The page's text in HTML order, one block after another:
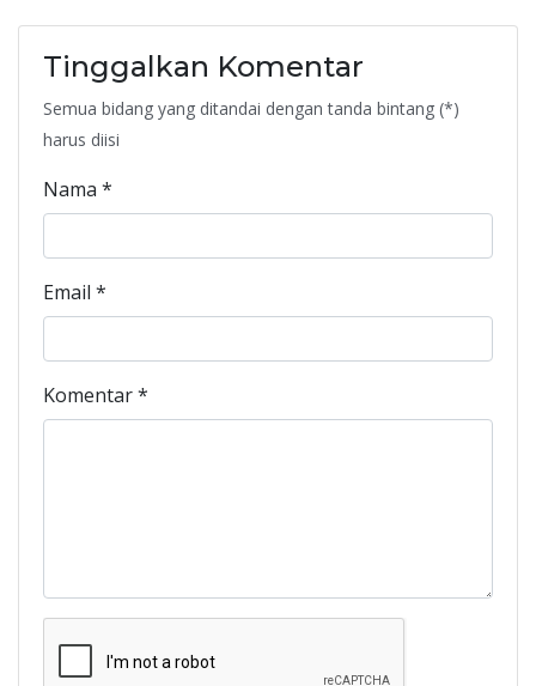
Tinggalkan Komentar
Semua bidang yang ditandai dengan tanda bintang (*)
harus diisi
Nama *
Email *
Komentar*